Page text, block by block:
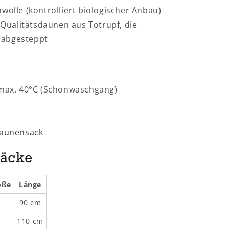
(kontrolliert biologischer Anbau)
aus Totrupf, die
40°C (Schonwaschgang)
Länge
90 cm
110 cm